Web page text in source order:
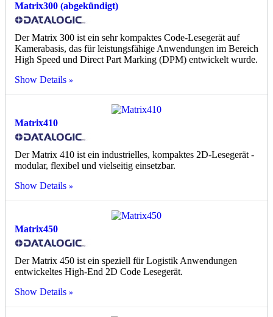
Matrix300 (abgekündigt)
Der Matrix 300 ist ein sehr kompaktes Code-Lesegerät auf
Kamerabasis, das für leistungsfähige Anwendungen im Bereich
High Speed und Direct Part Marking (DPM) entwickelt wurde.
Show Details
Matrix410
Der Matrix 410 ist ein industrielles, kompaktes 2D-Lesegerät -
modular, flexibel und vielseitig einsetzbar.
Show Details
Matrix450
Der Matrix 450 ist ein speziell für Logistik Anwendungen
entwickeltes High-End 2D Code Lesegerät.
Show Details